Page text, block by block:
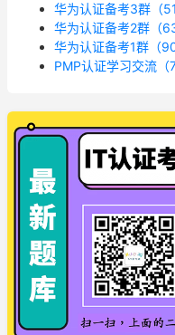
华为认证备考3群（
华为认证备考2群（
华为认证备考1群（
PMP认证学习交流（